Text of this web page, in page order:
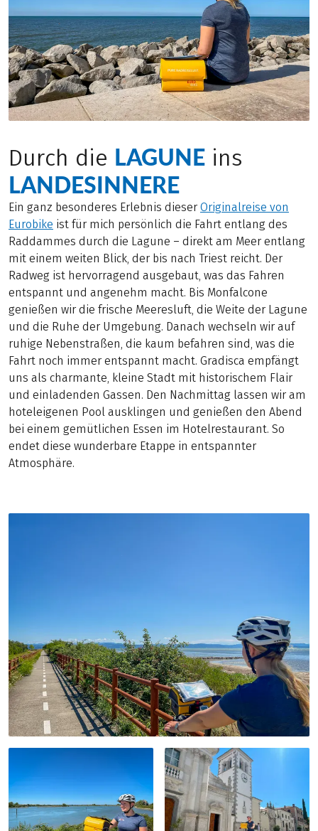
Durch die LAGUNE ins
LANDESINNERE
Ein ganz besonderes Erlebnis dieser Originalreise von
Eurobike ist für mich persönlich die Fahrt entlang des
Raddammes durch die Lagune – direkt am Meer entlang
mit einem weiten Blick, der bis nach Triest reicht. Der
Radweg ist hervorragend ausgebaut, was das Fahren
entspannt und angenehm macht. Bis Monfalcone
genießen wir die frische Meeresluft, die Weite der Lagune
und die Ruhe der Umgebung. Danach wechseln wir auf
ruhige Nebenstraßen, die kaum befahren sind, was die
Fahrt noch immer entspannt macht. Gradisca empfängt
uns als charmante, kleine Stadt mit historischem Flair
und einladenden Gassen. Den Nachmittag lassen wir am
hoteleigenen Pool ausklingen und genießen den Abend
bei einem gemütlichen Essen im Hotelrestaurant. So
endet diese wunderbare Etappe in entspannter
Atmosphäre.